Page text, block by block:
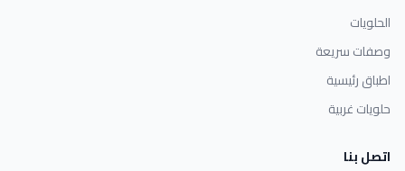
الحلويات
وصفات سريعة
اطباق رئيسية
حلويات غربية
اتصل بنا